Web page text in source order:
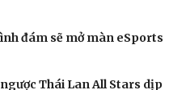
đám sẽ mở màn eSports
Thái Lan All Stars dịp